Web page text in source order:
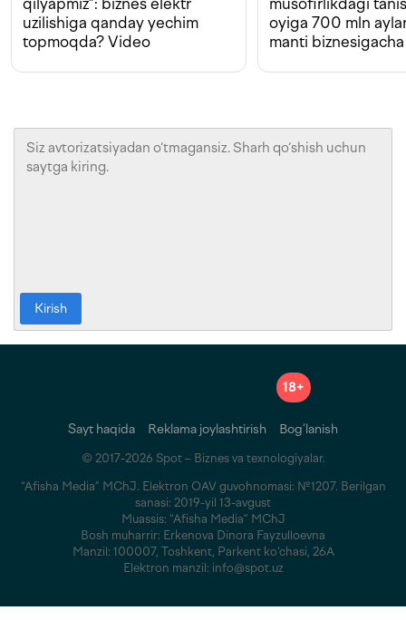
qilyapmiz”: biznes elektr
uzilishiga qanday yechim
topmoqda? Video
musofirlikdagi
oyiga 700 mln
manti biznesigacha
Kirish
18+
Sayt haqida Reklama joylashtirish Bog‘lanish
© 2017-2026 Spot – Biznes va texnologiyalar.
“Afisha Media” MChJ. Elektron OAV guvohnomasi: №1207. Berilgan
sanasi: 2019-yil 13-avgust
Muassis: “Afisha Media” MChJ
Bosh muharrir: Erkenova Dinora Fayzulloevna
Manzil: 100007, Toshkent, Parkent ko‘chasi, 26A
Elektron manzil: info@spot.uz